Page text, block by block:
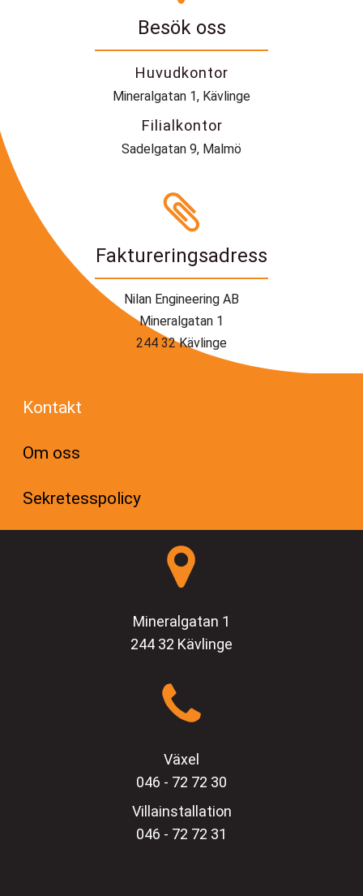
Besök oss
Huvudkontor
Mineralgatan 1, Kävlinge
Filialkontor
Sadelgatan 9, Malmö
Faktureringsadress
Nilan Engineering AB
Mineralgatan 1
244 32 Kävlinge
Kontakt
Om oss
Sekretesspolicy
Mineralgatan 1
244 32 Kävlinge
Växel
046 - 72 72 30
Villainstallation
046 - 72 72 31